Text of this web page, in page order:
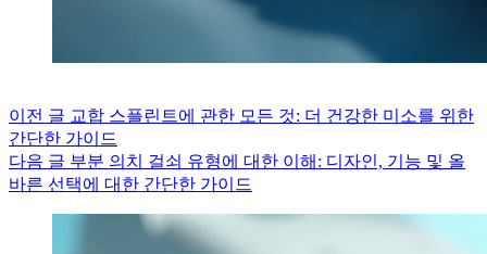
이전 글 교합 스플린트에 관한 모든 것: 더 건강한 미소를 위한
간단한 가이드
다음 글 부분 의치 걸쇠 유형에 대한 이해: 디자인, 기능 및 올
바른 선택에 대한 간단한 가이드